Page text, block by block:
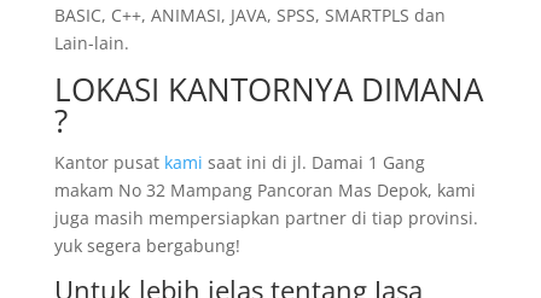
BASIC, C++, ANIMASI, JAVA, SPSS, SMARTPLS dan
Lain-lain.
LOKASI KANTORNYA DIMANA
?
Kantor pusat kami saat ini di jl. Damai 1 Gang
makam No 32 Mampang Pancoran Mas Depok, kami
juga masih mempersiapkan partner di tiap provinsi.
yuk segera bergabung!
Untuk lebih jelas tentang Jasa